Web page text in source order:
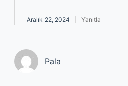
Aralık 22, 2024 Yanıtla
Pala